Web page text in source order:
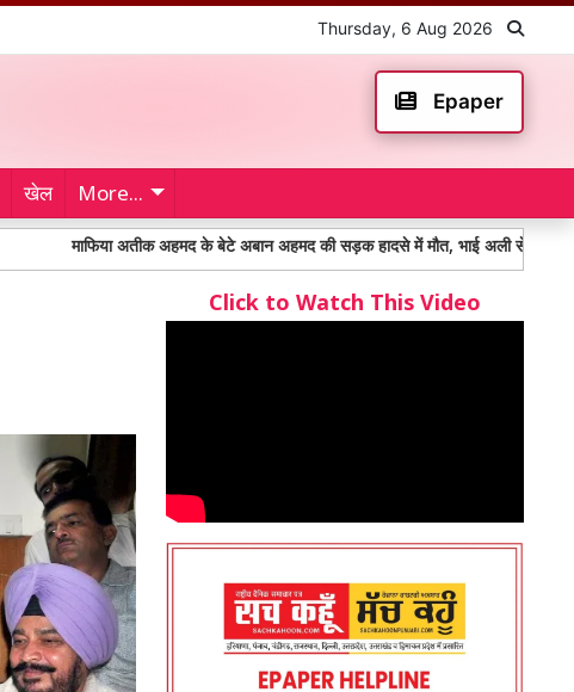
Thursday, 6 Aug 2026
Epaper
खेल More...
माफिया अतीक अहमद के बेटे अबान अहमद की सड़क हादसे में मौत, भाई अली से मिलने जाते समय हुआ
Click to Watch This Video